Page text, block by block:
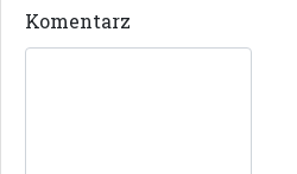
Komentarz